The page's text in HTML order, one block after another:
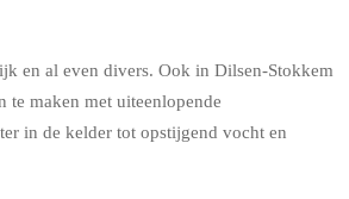
en al even divers. Ook in Dilsen-Stokkem
te maken met uiteenlopende
in de kelder tot opstijgend vocht en